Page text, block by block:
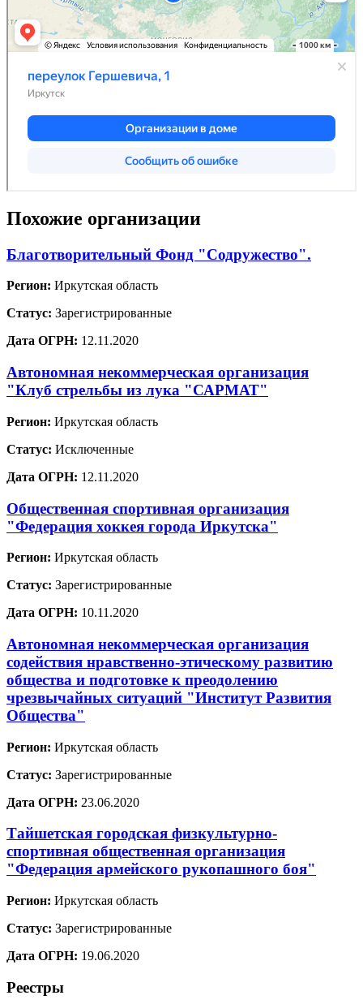
Похожие организации
Благотворительный Фонд "Содружество".
Регион: Иркутская область
Статус: Зарегистрированные
Дата ОГРН: 12.11.2020
Автономная некоммерческая организация
"Клуб стрельбы из лука "САРМАТ"
Регион: Иркутская область
Статус: Исключенные
Дата ОГРН: 12.11.2020
Общественная спортивная организация
"Федерация хоккея города Иркутска"
Регион: Иркутская область
Статус: Зарегистрированные
Дата ОГРН: 10.11.2020
Автономная некоммерческая организация
содействия нравственно-этическому развитию
общества и подготовке к преодолению
чрезвычайных ситуаций "Институт Развития
Общества"
Регион: Иркутская область
Статус: Зарегистрированные
Дата ОГРН: 23.06.2020
Тайшетская городская физкультурно-
спортивная общественная организация
"Федерация армейского рукопашного боя"
Регион: Иркутская область
Статус: Зарегистрированные
Дата ОГРН: 19.06.2020
Реестры